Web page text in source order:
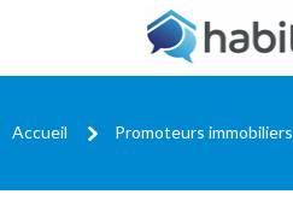
Accueil Promoteurs immobiliers